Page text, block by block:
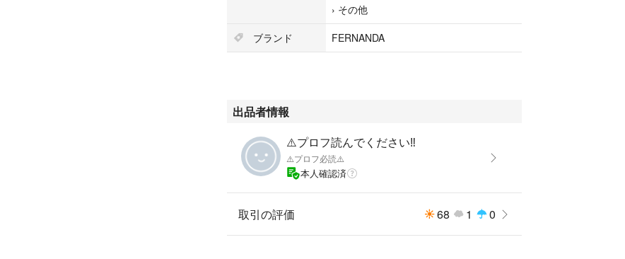
› その他
ブランド
FERNANDA
出品者情報
⚠️プロフ読んでください‼️
⚠️プロフ必読⚠️
本人確認済
取引の評価 68 1 0